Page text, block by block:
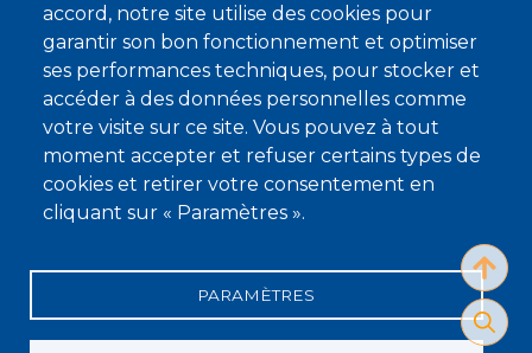
accord, notre site utilise des cookies pour
garantir son bon fonctionnement et optimiser
ses performances techniques, pour stocker et
accéder à des données personnelles comme
votre visite sur ce site. Vous pouvez à tout
moment accepter et refuser certains types de
cookies et retirer votre consentement en
cliquant sur « Paramètres ».
PARAMÈTRES
À propos
Qui sommes-nous ?
Devenir membre
Mentions légales
Conditions générales de vente
Charte éthique